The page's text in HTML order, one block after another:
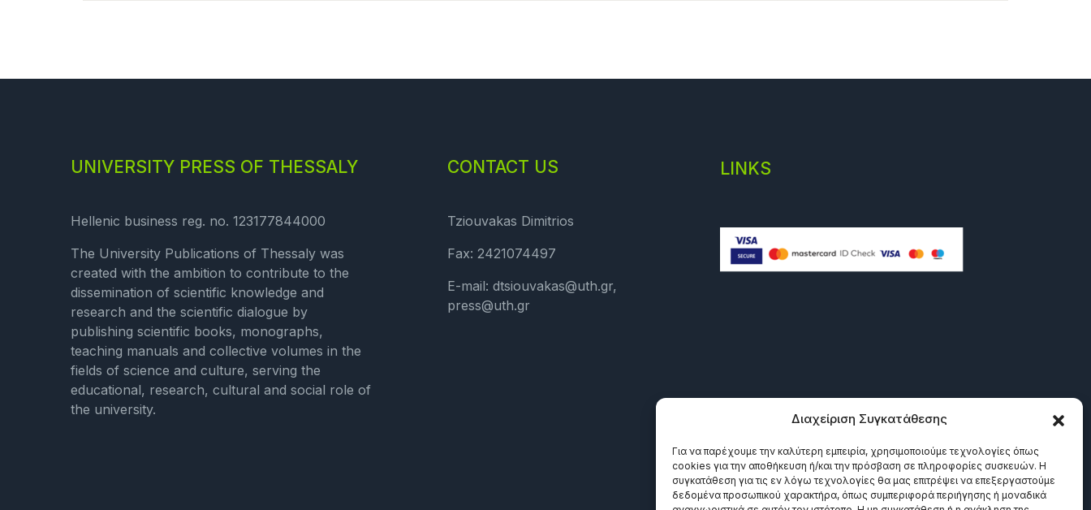
Διαχείριση Συγκατάθεσης
Για να παρέχουμε την καλύτερη εμπειρία, χρησιμοποιούμε τεχνολογίες όπως
cookies για την αποθήκευση ή/και την πρόσβαση σε πληροφορίες συσκευών. Η
συγκατάθεση για τις εν λόγω τεχνολογίες θα μας επιτρέψει να επεξεργαστούμε
δεδομένα προσωπικού χαρακτήρα, όπως συμπεριφορά περιήγησης ή μοναδικά
UNIVERSITY PRESS OF THESSALY
Hellenic business reg. no. 123177844000
The University Publications of Thessaly was
created with the ambition to contribute to the
dissemination of scientific knowledge and
research and the scientific dialogue by
publishing scientific books, monographs,
teaching manuals and collective volumes in the
fields of science and culture, serving the
educational, research, cultural and social role of
the university.
CONTACT US
Tziouvakas Dimitrios
Fax: 2421074497
E-mail: dtsiouvakas@uth.gr,
press@uth.gr
LINKS